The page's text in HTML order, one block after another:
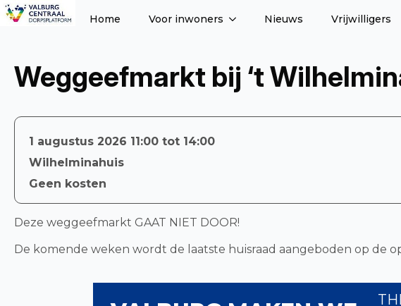
Home Voor inwoners Nieuws Vrijwilligers
Weggeefmarkt bij ‘t
1 augustus 2026 11:00 tot 14:00
Wilhelminahuis
Geen kosten
Deze weggeefmarkt GAAT NIET DOOR!
De komende weken wordt de laatste huisraad aangeboden op de